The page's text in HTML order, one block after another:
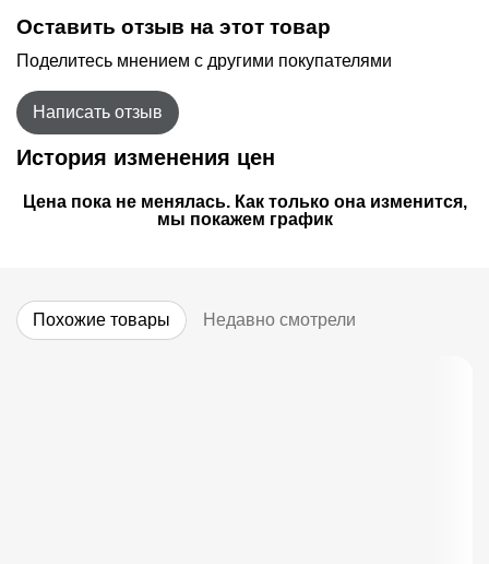
Оставить отзыв на этот товар
Поделитесь мнением с другими покупателями
Написать отзыв
История изменения цен
Цена пока не менялась. Как только она изменится,
мы покажем график
Похожие товары Недавно смотрели